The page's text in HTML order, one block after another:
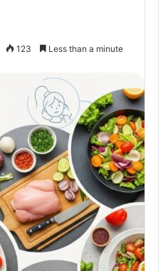
123 Less than a minute